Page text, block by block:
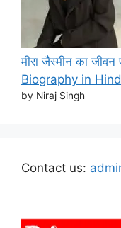
मीरा जैस्मीन का
Biography in
by Niraj Singh
Contact us: